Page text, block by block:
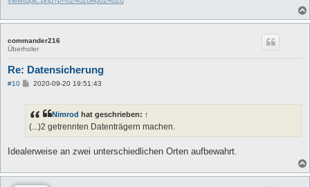
commander216
Überholer
Re: Datensicherung
#10
B
r
a
g
2020-09-20 19:51:43
Nimrod hat geschrieben: ↑
(...)2 getrennten Datenträgern machen.
Idealerweise an zwei unterschiedlichen Orten aufbewahrt.